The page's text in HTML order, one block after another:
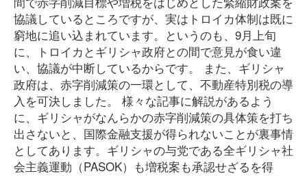
協議しているところですが、実はトロイカ体制は既に
窮地に追い込まれています。というのも、9月上旬
に、トロイカとギリシャ政府との間で意見が食い違
い、協議が中断しているからです。 また、ギリシャ
政府は、赤字削減策の一環として、不動産特別税の導
入を可決しました。 様々な記事に解説があるよう
に、ギリシャがなんらかの赤字削減策の具体策を打ち
出さないと、国際金融支援が得られないことが裏事情
としてあります。ギリシャの与党である全ギリシャ社
会主義運動（PASOK）も増税案も承認せざるを得